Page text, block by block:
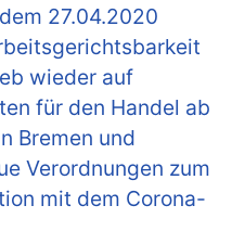
27.04.2020
wieder auf
für den Handel ab
Bremen und
Verordnungen zum
mit dem Corona-